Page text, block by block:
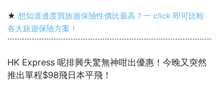
★ 想知道邊度買旅遊保險性價比最高？一 click 即可比較
各大旅遊保險方案！
HK Express 呢排興失驚無神咁出優惠！今晚又突然
推出單程$98飛日本平飛！